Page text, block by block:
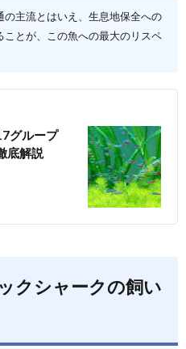
主流とはいえ、生息地保全への
とが、この魚への最大のリスペ
グループ
底解説
クシャークの飼い